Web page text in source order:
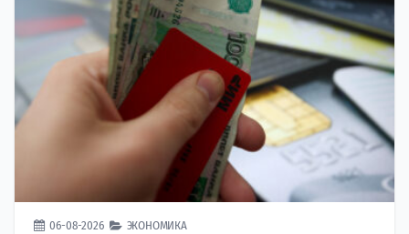
06-08-2026 ЭКОНОМИКА